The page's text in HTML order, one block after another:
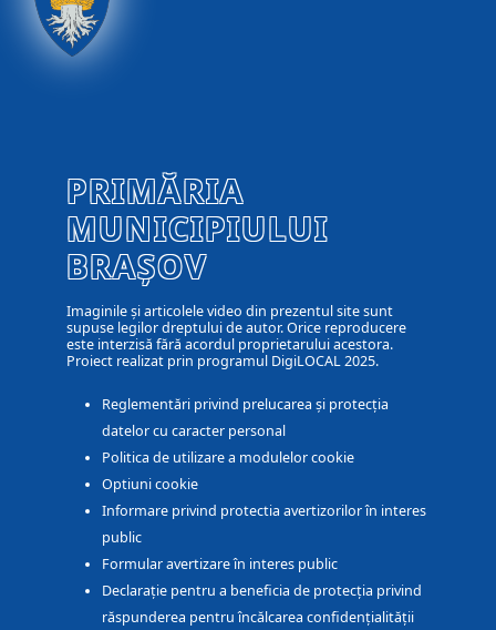
PRIMĂRIA
MUNICIPIULUI
BRAȘOV
Imaginile și articolele video din prezentul site sunt
supuse legilor dreptului de autor. Orice reproducere
este interzisă fără acordul proprietarului acestora.
Proiect realizat prin programul DigiLOCAL 2025.
Reglementări privind prelucarea și protecția
datelor cu caracter personal
Politica de utilizare a modulelor cookie
Optiuni cookie
Informare privind protectia avertizorilor în interes
public
Formular avertizare în interes public
Declarație pentru a beneficia de protecția privind
răspunderea pentru încălcarea confidențialității